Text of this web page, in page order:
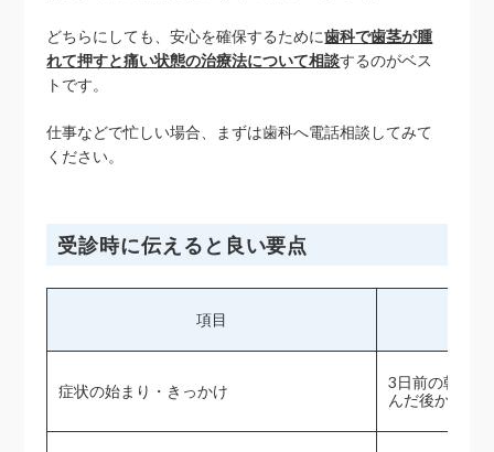
どちらにしても、安心を確保するために歯科で歯茎が腫
れて押すと痛い状態の治療法について相談するのがベス
トです。
仕事などで忙しい場合、まずは歯科へ電話相談してみて
ください。
受診時に伝えると良い要点
項目
症状の始まり・きっかけ
3日前の朝、
んだ後から違